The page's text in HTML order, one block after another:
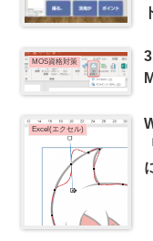
MOS資格対策
Excel(エクセル)